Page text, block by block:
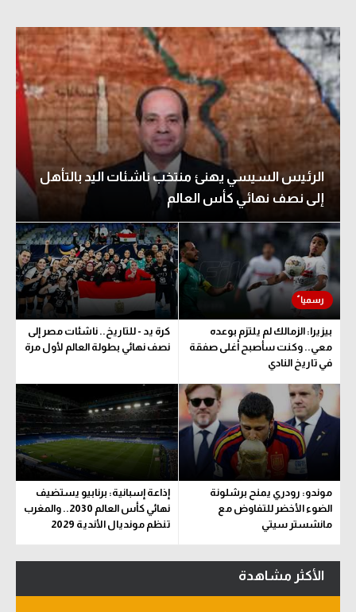
الرئيس السيسي يهنئ منتخب ناشئات اليد بالتأهل
إلى نصف نهائي كأس العالم
بيزيرا: الزمالك لم يلتزم بوعده
معي.. وكنت سأصبح أغلى صفقة
في تاريخ النادي
كرة يد - للتاريخ.. ناشئات مصر إلى
نصف نهائي بطولة العالم لأول مرة
موندو: رودري يمنح برشلونة
الضوء الأخضر للتفاوض مع
مانشستر سيتي
إذاعة إسبانية: برنابيو يستضيف
نهائي كأس العالم 2030.. والمغرب
تنظم مونديال الأندية 2029
الأكثر مشاهدة